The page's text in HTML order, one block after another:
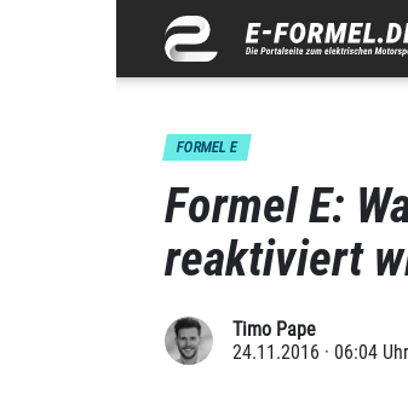
FORMEL E
Formel E:
reaktiviert
Timo Pape
24.11.2016 · 06:04 Uhr